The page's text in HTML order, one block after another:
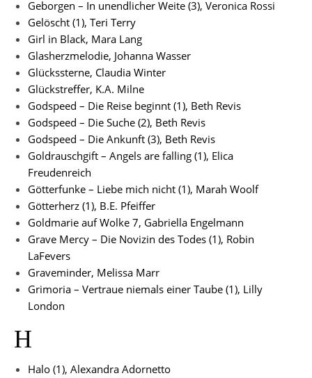
Geborgen – In unendlicher Weite (3), Veronica Rossi
Gelöscht (1), Teri Terry
Girl in Black, Mara Lang
Glasherzmelodie, Johanna Wasser
Glückssterne, Claudia Winter
Glückstreffer, K.A. Milne
Godspeed – Die Reise beginnt (1), Beth Revis
Godspeed – Die Suche (2), Beth Revis
Godspeed – Die Ankunft (3), Beth Revis
Goldrauschgift – Angels are falling (1), Elica
Freudenreich
Götterfunke – Liebe mich nicht (1), Marah Woolf
Götterherz (1), B.E. Pfeiffer
Goldmarie auf Wolke 7, Gabriella Engelmann
Grave Mercy – Die Novizin des Todes (1), Robin
LaFevers
Graveminder, Melissa Marr
Grimoria – Vertraue niemals einer Taube (1), Lilly
London
H
Halo (1), Alexandra Adornetto